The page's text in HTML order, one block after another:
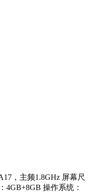
，主频1.8GHz 屏幕尺
4GB+8GB 操作系统：